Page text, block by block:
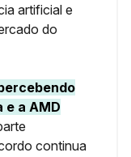
artificial e
do
e a AMD
continua